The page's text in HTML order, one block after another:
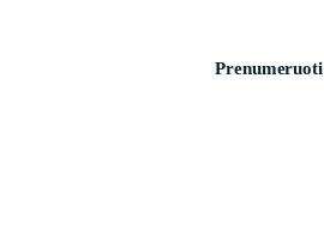
Prenumeruoti